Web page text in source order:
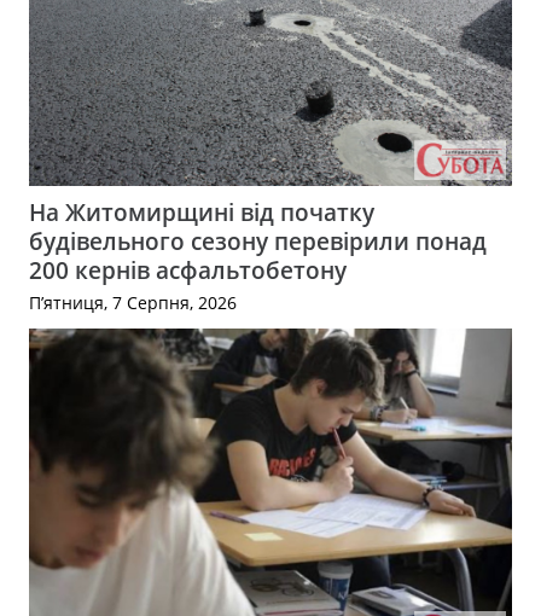
На Житомирщині від початку
будівельного сезону перевірили понад
200 кернів асфальтобетону
П’ятниця, 7 Серпня, 2026